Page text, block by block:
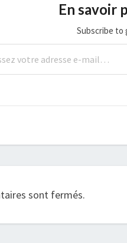
En savoir
Subscribe to
sont fermés.